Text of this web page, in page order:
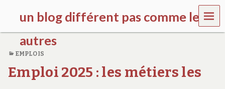
un blog différent pas comme les
autres
d
c
MEN
U
EMPLOIS
Emploi 2025 : les métiers les